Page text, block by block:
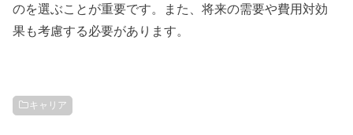
のを選ぶことが重要です。また、将来の需要や費用対効
果も考慮する必要があります。
キャリア